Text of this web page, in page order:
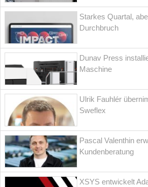
Starkes Quartal,
Durchbruch
Dunav Press
Maschine
Ulrik Fauhlér
Sweflex
Pascal Valenthin
Kundenberatung
XSYS entwickelt